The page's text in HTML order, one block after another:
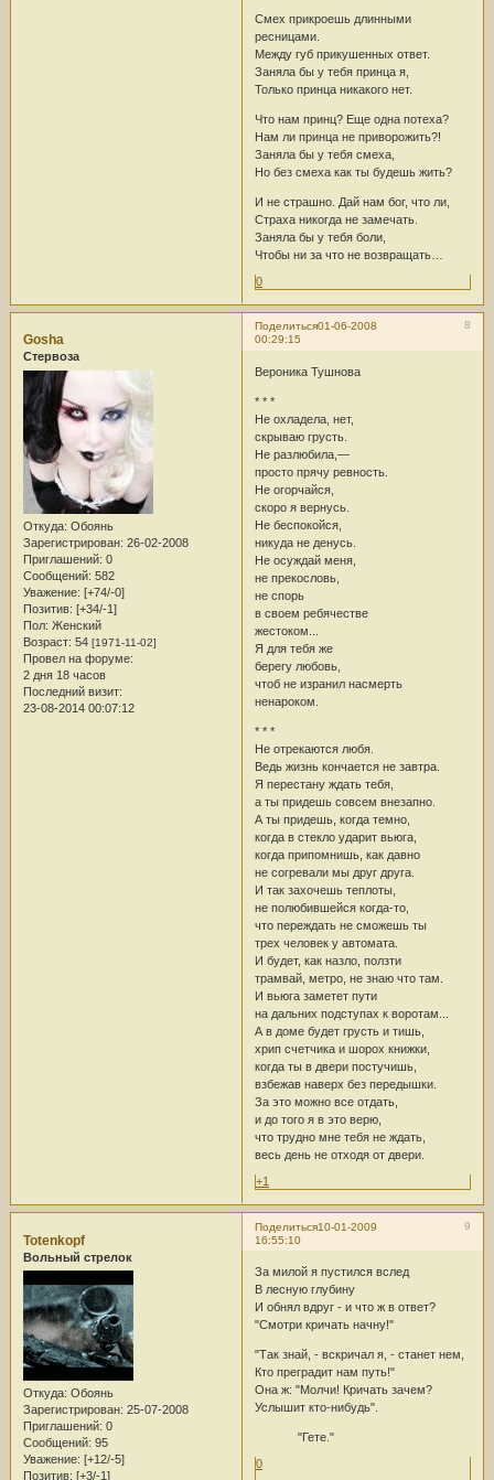
Смех прикроешь длинными
ресницами.
Между губ прикушенных ответ.
Заняла бы у тебя принца я,
Только принца никакого нет.
Что нам принц? Еще одна потеха?
Нам ли принца не приворожить?!
Заняла бы у тебя смеха,
Но без смеха как ты будешь жить?
И не страшно. Дай нам бог, что ли,
Страха никогда не замечать.
Заняла бы у тебя боли,
Чтобы ни за что не возвращать…
0
Поделиться 8
01-06-2008
00:29:15
Gosha
Стервоза
Откуда: Обоянь
Зарегистрирован: 26-02-2008
Приглашений: 0
Сообщений: 582
Уважение: [+74/-0]
Позитив: [+34/-1]
Пол: Женский
Возраст: 54 [1971-11-02]
Провел на форуме:
2 дня 18 часов
Последний визит:
23-08-2014 00:07:12
Вероника Тушнова
* * *
Не охладела, нет,
скрываю грусть.
Не разлюбила,—
просто прячу ревность.
Не огорчайся,
скоро я вернусь.
Не беспокойся,
никуда не денусь.
Не осуждай меня,
не прекословь,
не спорь
в своем ребячестве
жестоком...
Я для тебя же
берегу любовь,
чтоб не изранил насмерть
ненароком.
* * *
Не отрекаются любя.
Ведь жизнь кончается не завтра.
Я перестану ждать тебя,
а ты придешь совсем внезапно.
А ты придешь, когда темно,
когда в стекло ударит вьюга,
когда припомнишь, как давно
не согревали мы друг друга.
И так захочешь теплоты,
не полюбившейся когда-то,
что переждать не сможешь ты
трех человек у автомата.
И будет, как назло, ползти
трамвай, метро, не знаю что там.
И вьюга заметет пути
на дальних подступах к воротам...
А в доме будет грусть и тишь,
хрип счетчика и шорох книжки,
когда ты в двери постучишь,
взбежав наверх без передышки.
За это можно все отдать,
и до того я в это верю,
что трудно мне тебя не ждать,
весь день не отходя от двери.
+1
Поделиться 9
10-01-2009
16:55:10
Totenkopf
Вольный стрелок
Откуда: Обоянь
Зарегистрирован: 25-07-2008
Приглашений: 0
Сообщений: 95
Уважение: [+12/-5]
Позитив: [+3/-1]
За милой я пустился вслед
В лесную глубину
И обнял вдруг - и что ж в ответ?
"Смотри кричать начну!"
"Так знай, - вскричал я, - станет нем,
Кто преградит нам путь!"
Она ж: "Молчи! Кричать зачем?
Услышит кто-нибудь".
"Гете."
0